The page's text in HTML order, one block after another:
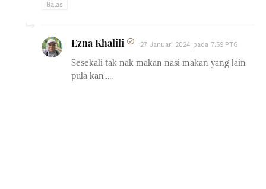
Balas
Ezna Khalili 27 Januari 2024 pada 7:59 PTG
Sesekali tak nak makan nasi makan yang lain
pula kan.....